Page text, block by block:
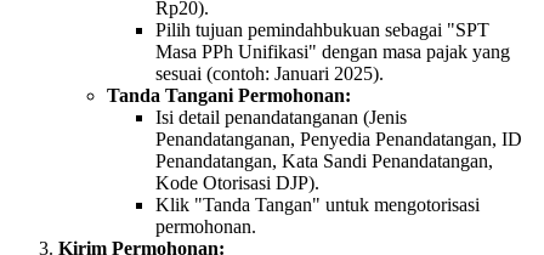
Rp20).
Pilih tujuan pemindahbukuan sebagai "SPT
Masa PPh Unifikasi" dengan masa pajak yang
sesuai (contoh: Januari 2025).
Tanda Tangani Permohonan:
Isi detail penandatanganan (Jenis
Penandatanganan, Penyedia Penandatangan, ID
Penandatangan, Kata Sandi Penandatangan,
Kode Otorisasi DJP).
Klik "Tanda Tangan" untuk mengotorisasi
permohonan.
Kirim Permohonan: